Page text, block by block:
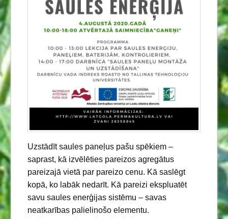
Uzstādīt saules paneļus pašu spēkiem –
saprast, kā izvēlēties pareizos agregātus
pareizajā vietā par pareizo cenu. Kā saslēgt
kopā, ko labāk nedarīt. Kā pareizi ekspluatēt
savu saules enerģijas sistēmu – savas
neatkarības palielinošo elementu.